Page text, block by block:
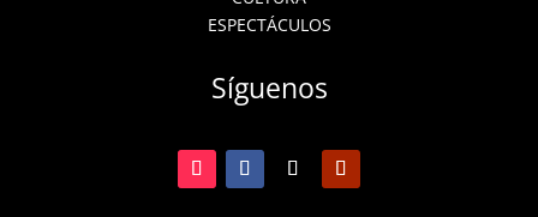
ESPECTÁCULOS
Síguenos